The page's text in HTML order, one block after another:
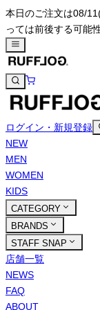
本日のご注文は08/
っては前後する可能
ログイン・新規登録
NEW
MEN
WOMEN
KIDS
CATEGORY
BRANDS
STAFF SNAP
店舗一覧
NEWS
FAQ
ABOUT